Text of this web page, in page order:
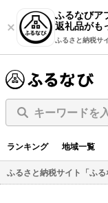
ふるなびア
返礼品がも
ふるさと納税サ
キーワードを
ランキング 地域一覧
ふるさと納税サイト「ふる